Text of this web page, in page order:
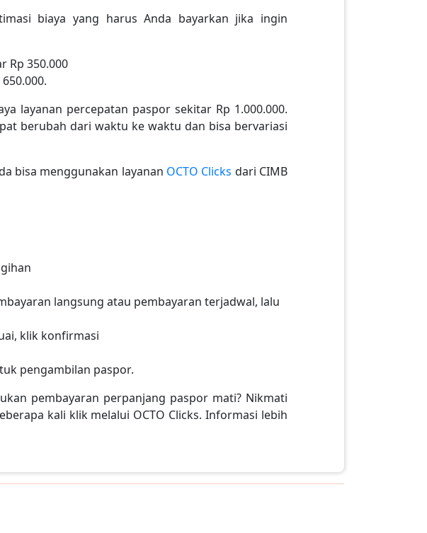
biaya yang harus Anda bayarkan jika ingin
Rp 350.000
layanan percepatan paspor sekitar Rp 1.000.000.
berubah dari waktu ke waktu dan bisa bervariasi
bisa menggunakan layanan OCTO Clicks dari CIMB
langsung atau pembayaran terjadwal, lalu
klik konfirmasi
pengambilan paspor.
pembayaran perpanjang paspor mati? Nikmati
kali klik melalui OCTO Clicks. Informasi lebih